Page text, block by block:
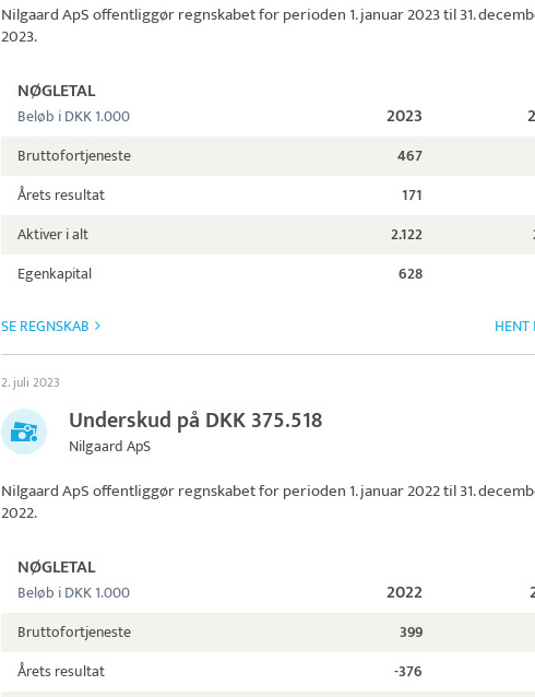
Nilgaard ApSoffentliggør regnskabet for perioden 1. januar 2023 til 31.
2023.
NØGLETAL
Beløb i DKK 1.000 2023
Bruttofortjeneste
467
Årets resultat
171
Aktiver i alt
2.122
Egenkapital
628
SE REGNSKAB HENT
2. juli 2023
Underskud på DKK 375.518
Nilgaard ApS
Nilgaard ApSoffentliggør regnskabet for perioden 1. januar 2022 til 31.
2022.
NØGLETAL
Beløb i DKK 1.000 2022
Bruttofortjeneste
399
Årets resultat
-376